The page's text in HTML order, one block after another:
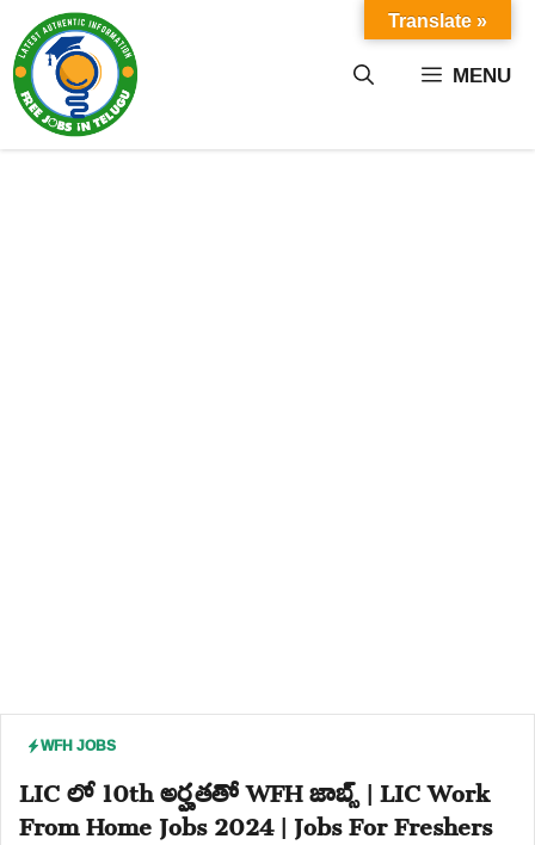
content MENU
WFH JOBS
LIC లో 10th అర్హతతో WFH జాబ్స్ | LIC Work
From Home Jobs 2024 | Jobs For Freshers
Translate »